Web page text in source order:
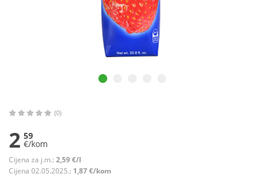
(0)
2 59
€/kom
Cijena za j.m.: 2,59 €/l
Cijena 02.05.2025.: 1,87 €/kom